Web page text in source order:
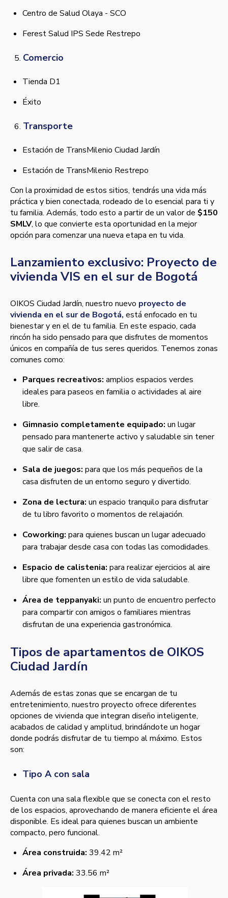
Centro de Salud Olaya - SCO
Ferest Salud IPS Sede Restrepo
Comercio
Tienda D1
Éxito
Transporte
Estación de TransMilenio Ciudad Jardín
Estación de TransMilenio Restrepo
Con la proximidad de estos sitios, tendrás una vida más
práctica y bien conectada, rodeado de lo esencial para ti y
tu familia. Además, todo esto a partir de un valor de $150
SMLV, lo que convierte esta oportunidad en la mejor
opción para comenzar una nueva etapa en tu vida.
Lanzamiento exclusivo: Proyecto de
vivienda VIS en el sur de Bogotá
OIKOS Ciudad Jardín, nuestro nuevo proyecto de
vivienda en el sur de Bogotá, está enfocado en tu
bienestar y en el de tu familia. En este espacio, cada
rincón ha sido pensado para que disfrutes de momentos
únicos en compañía de tus seres queridos. Tenemos zonas
comunes como:
Parques recreativos: amplios espacios verdes
ideales para paseos en familia o actividades al aire
libre.
Gimnasio completamente equipado: un lugar
pensado para mantenerte activo y saludable sin tener
que salir de casa.
Sala de juegos: para que los más pequeños de la
casa disfruten de un entorno seguro y divertido.
Zona de lectura: un espacio tranquilo para disfrutar
de tu libro favorito o momentos de relajación.
Coworking: para quienes buscan un lugar adecuado
para trabajar desde casa con todas las comodidades.
Espacio de calistenia: para realizar ejercicios al aire
libre que fomenten un estilo de vida saludable.
Área de teppanyaki: un punto de encuentro perfecto
para compartir con amigos o familiares mientras
disfrutan de una experiencia gastronómica.
Tipos de apartamentos de OIKOS
Ciudad Jardín
Además de estas zonas que se encargan de tu
entretenimiento, nuestro proyecto ofrece diferentes
opciones de vivienda que integran diseño inteligente,
acabados de calidad y amplitud, brindándote un hogar
donde podrás disfrutar de tu tiempo al máximo. Estos
son:
Tipo A con sala
Cuenta con una sala flexible que se conecta con el resto
de los espacios, aprovechando de manera eficiente el área
disponible. Es ideal para quienes buscan un ambiente
compacto, pero funcional.
Área construida: 39.42 m²
Área privada: 33.56 m²